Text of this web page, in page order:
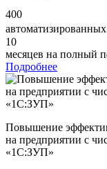
400
10
месяцев на полный
Подробнее
Повышение
на предприятии с
«1С:ЗУП»